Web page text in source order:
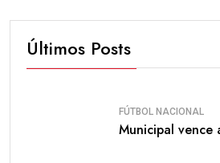
Últimos Posts
FÚTBOL NACIONAL
Municipal vence